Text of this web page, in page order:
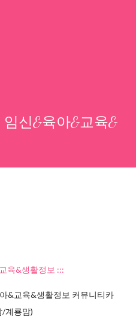
신&육아&교육&
육&생활정보 :::
&교육&생활정보 커뮤니티카
계룡맘)